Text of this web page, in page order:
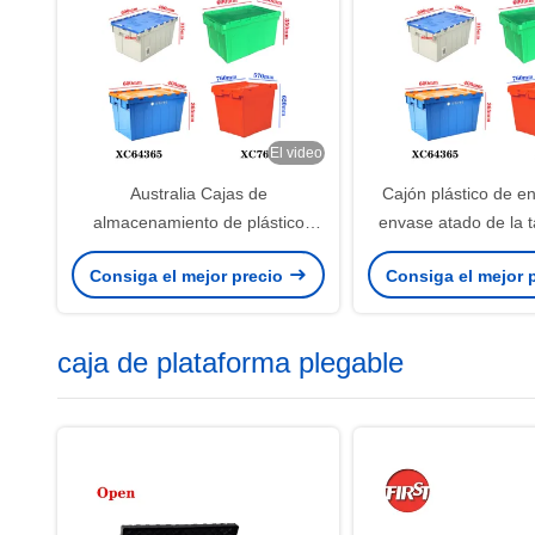
El video
Australia Cajas de
almacenamiento de plástico
600×400 Euro Contenedor 63L
Caja logística apilada y instable
Consiga el mejor precio
Cajón plástico de
envase atado de la
tapa
Consiga el mejor
caja de plataforma plegable